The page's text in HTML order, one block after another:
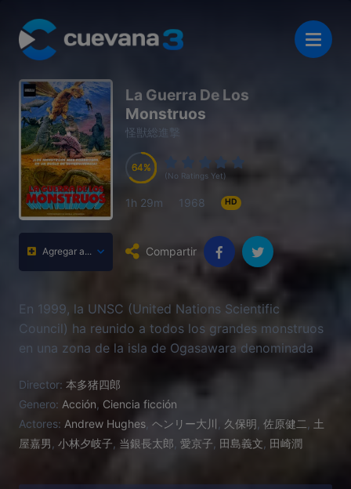
Agregar a...
La Guerra De Los
Monstruos
怪獣総進撃
64
64
64
64
(No Ratings Yet)
1h 29m 1968 HD
Compartir
En 1999, la UNSC (United Nations Scientific
Council) ha reunido a todos los grandes monstruos
en una zona de la isla de Ogasawara denominada
controlándolos mediante un complejo campo
electromagnético. Entre los monstruos kaijus se
encuentran nada menos que: Godzilla, Mothra,
Ghidorah, Rodan, Baragon, Varan, Kumonga, Manda,
Kilaaks, una raza extraterrestre, pretende esclavizar
Director: 本多猪四郎
Genero: Acción Ciencia ficción
Actores: Andrew Hughes ヘンリー大川 久保明 佐原健二
土
屋嘉男 小林夕岐子, 当銀長太郎 愛京子 田島義文 田崎潤